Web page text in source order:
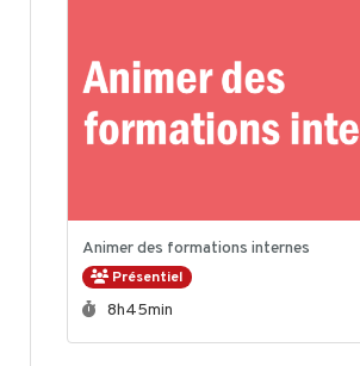
Animer des formations internes
Présentiel
Durée :
8h45min